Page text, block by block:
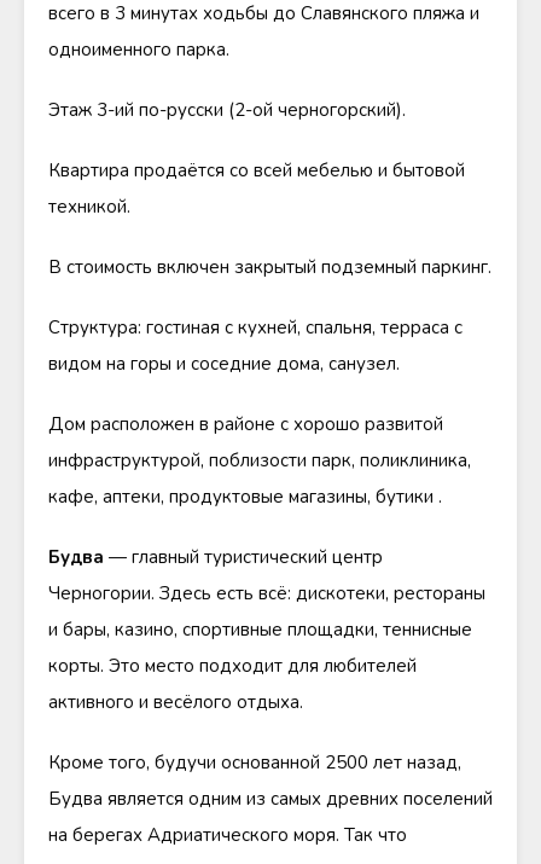
всего в 3 минутах ходьбы до Славянского пляжа и
одноименного парка.
Этаж 3-ий по-русски (2-ой черногорский).
Квартира продаётся со всей мебелью и бытовой
техникой.
В стоимость включен закрытый подземный паркинг.
Структура: гостиная с кухней, спальня, терраса с
видом на горы и соседние дома, санузел.
Дом расположен в районе с хорошо развитой
инфраструктурой, поблизости парк, поликлиника,
кафе, аптеки, продуктовые магазины, бутики .
Будва — главный туристический центр
Черногории. Здесь есть всё: дискотеки, рестораны
и бары, казино, спортивные площадки, теннисные
корты. Это место подходит для любителей
активного и весёлого отдыха.
Кроме того, будучи основанной 2500 лет назад,
Будва является одним из самых древних поселений
на берегах Адриатического моря. Так что